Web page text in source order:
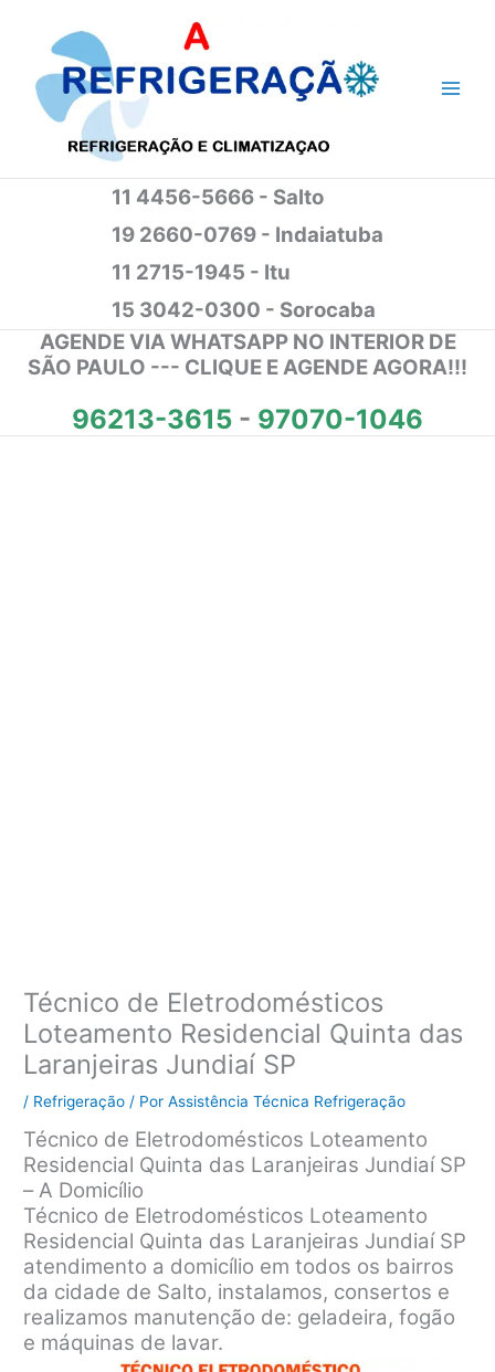
conteúdo
11 4456-5666 - Salto
19 2660-0769 - Indaiatuba
11 2715-1945 - Itu
15 3042-0300 - Sorocaba
AGENDE VIA WHATSAPP NO INTERIOR DE
SÃO PAULO --- CLIQUE E AGENDE AGORA!!!
96213-3615 - 97070-1046
Técnico de Eletrodomésticos
Loteamento Residencial Quinta das
Laranjeiras Jundiaí SP
/ Refrigeração / PorAssistência Técnica Refrigeração
Técnico de Eletrodomésticos Loteamento
Residencial Quinta das Laranjeiras Jundiaí SP
– A Domicílio
Técnico de Eletrodomésticos Loteamento
Residencial Quinta das Laranjeiras Jundiaí SP
atendimento a domicílio em todos os bairros
da cidade de Salto, instalamos, consertos e
realizamos manutenção de: geladeira, fogão
e máquinas de lavar.